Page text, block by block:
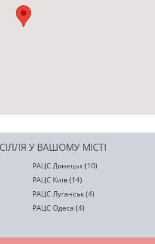
У ВАШОМУ МІСТІ
РАЦС Донецьк (10)
РАЦС Київ (14)
РАЦС Луганськ (4)
РАЦС Одеса (4)